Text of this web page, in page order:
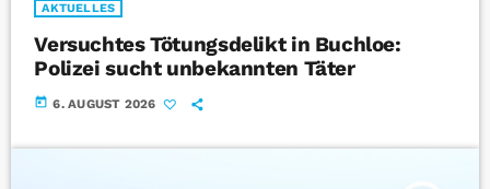
AKTUELLES
Versuchtes Tötungsdelikt in Buchloe:
Polizei sucht unbekannten Täter
today 6. AUGUST 2026